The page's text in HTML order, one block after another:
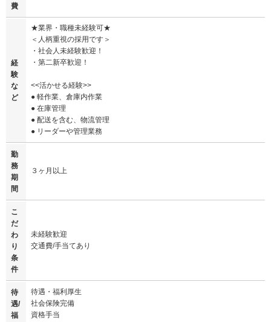
費
経
験
な
ど
★業界・職種未経験可★
＜人柄重視の採用です＞
・社会人未経験歓迎！
・第二新卒歓迎！
<<活かせる経験>>
● 軽作業、倉庫内作業
● 在庫管理
● 配送を含む、物流管理
● リーダーや管理業務
勤
務
期
間
３ヶ月以上
こ
だ
わ
り
条
件
未経験歓迎
交通費/手当てあり
待
遇/
福
待遇・福利厚生
社会保険完備
資格手当